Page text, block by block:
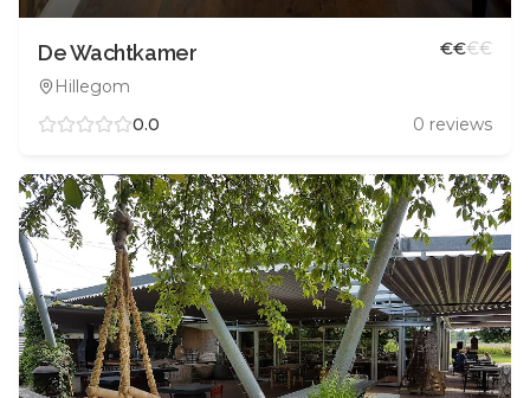
De Wachtkamer
Hillegom
€€€€
0.0 0 reviews